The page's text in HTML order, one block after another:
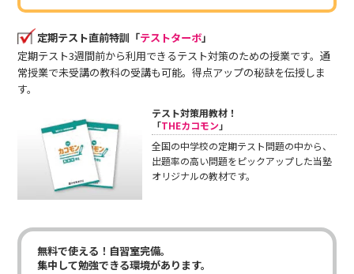
定期テスト直前特訓「テストターボ」
定期テスト3週間前から利用できるテスト対策のための授業です。通
常授業で未受講の教科の受講も可能。得点アップの秘訣を伝授しま
す。
テスト対策用教材！
「THEカコモン」
全国の中学校の定期テスト問題の中から、
出題率の高い問題をピックアップした当塾
オリジナルの教材です。
無料で使える！自習室完備。
集中して勉強できる環境があります。